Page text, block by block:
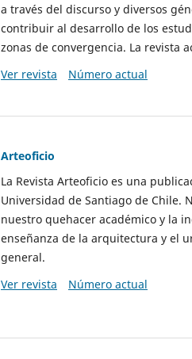
a través del discurso y diversos
contribuir al desarrollo de los
zonas de convergencia. La revista
Ver revista
Número actual
Arteoficio
La Revista Arteoficio es una
Universidad de Santiago de Chile.
nuestro quehacer académico y la
enseñanza de la arquitectura y el
general.
Ver revista
Número actual